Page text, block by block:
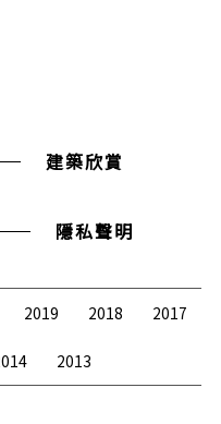
建築欣賞
隱私聲明
2019 2018 2017
2013